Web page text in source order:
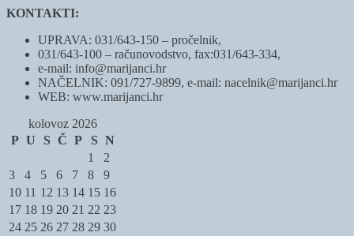
KONTAKTI:
UPRAVA: 031/643-150 – pročelnik,
031/643-100 – računovodstvo, fax:031/643-334,
e-mail: info@marijanci.hr
NAČELNIK: 091/727-9899, e-mail: nacelnik@marijanci.hr
WEB: www.marijanci.hr
kolovoz 2026
P U S Č P S N
1
2
3
4 5 6 7 8
9
10 11 12 13 14 15 16
17 18 19 20 21 22 23
24 25 26 27 28 29 30